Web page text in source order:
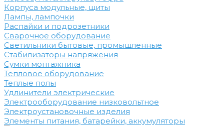
Корпуса модульные, щиты
Лампы, лампочки
Распайки и подрозетники
Сварочное оборудование
Светильники бытовые, промышленные
Стабилизаторы напряжения
Сумки монтажника
Тепловое оборудование
Теплые полы
Удлинители электрические
Электрооборудование низковольтное
Электроустановочные изделия
Элементы питания, батарейки, аккумуляторы